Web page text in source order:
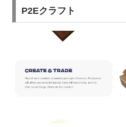
P2Eクラフト